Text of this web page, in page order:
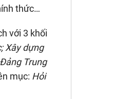
thức…
với 3 khối
Xây dựng
Trung
mục: Hỏi